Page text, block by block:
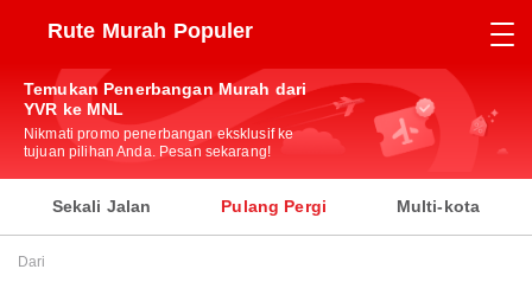
Rute Murah Populer
Temukan Penerbangan Murah dari
YVR ke MNL
Nikmati promo penerbangan eksklusif ke
tujuan pilihan Anda. Pesan sekarang!
Sekali Jalan Pulang Pergi Multi-kota
Dari